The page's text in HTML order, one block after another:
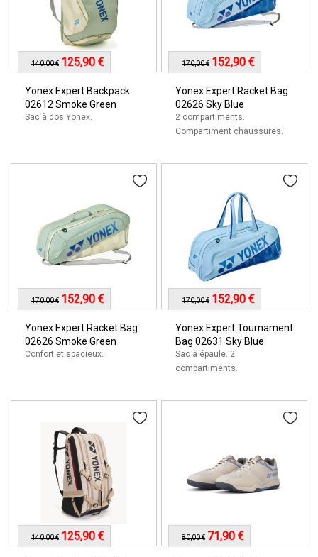
Yonex Expert Backpack
02612 Smoke Green
Sac à dos Yonex.
140,00 € 125,90 €
Yonex Expert Racket Bag
02626 Sky Blue
2 compartiments.
Compartiment chaussures.
170,00 € 152,90 €
Yonex Expert Racket Bag
02626 Smoke Green
Confort et spacieux.
170,00 € 152,90 €
Yonex Expert Tournament
Bag 02631 Sky Blue
Sac à épaule. 2
compartiments.
170,00 € 152,90 €
140,00 € 125,90 € 80,00 € 71,90 €